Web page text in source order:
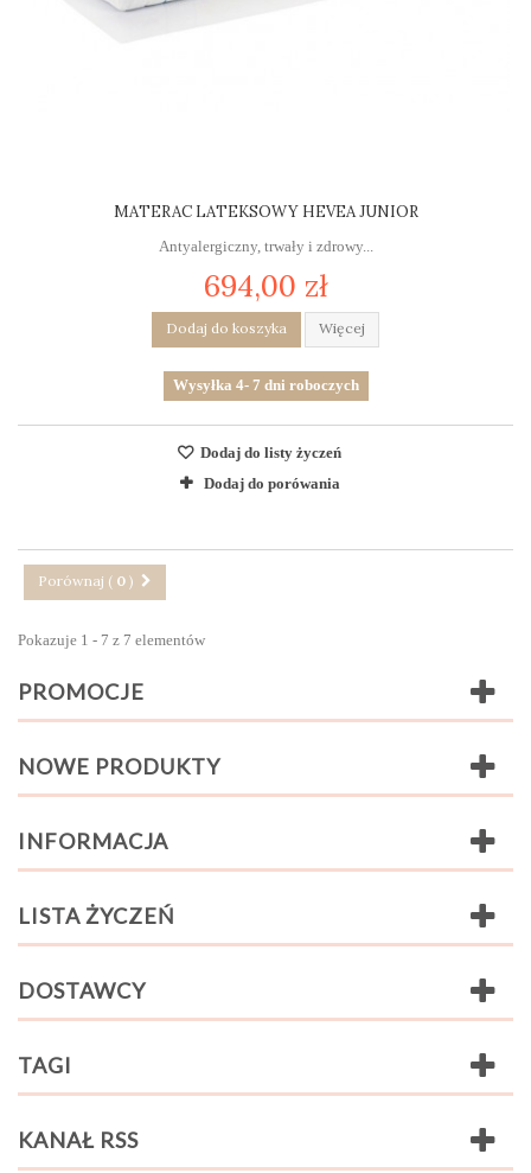
MATERAC LATEKSOWY HEVEA JUNIOR
Antyalergiczny, trwały i zdrowy...
694,00 zł
Dodaj do koszyka Więcej
Wysyłka 4- 7 dni roboczych
Dodaj do listy życzeń
Dodaj do porówania
Porównaj ( 0 )
Pokazuje 1 - 7 z 7 elementów
PROMOCJE
NOWE PRODUKTY
INFORMACJA
LISTA ŻYCZEŃ
DOSTAWCY
TAGI
KANAŁ RSS